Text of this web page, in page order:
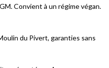
Convient à un régime végan.
du Pivert, garanties sans